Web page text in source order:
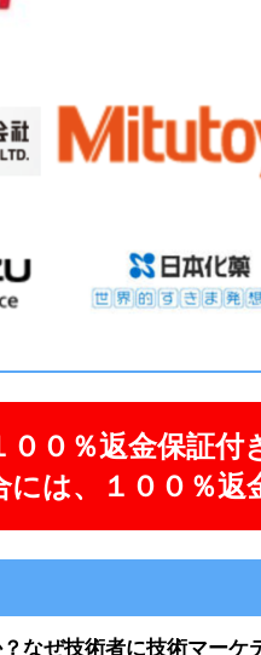
０％返金保証付
は、１００％返
なぜ技術者に技術マーケ